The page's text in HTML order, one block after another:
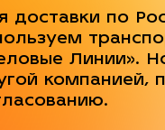
доставки по
Линии».
компанией,